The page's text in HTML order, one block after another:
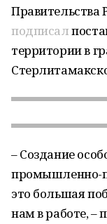
подписал
территории в
– Создание
промышленно-
это большая
нам в работе, –